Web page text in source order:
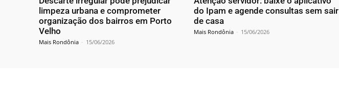
limpeza urbana e comprometer
organização dos bairros em Porto
Velho
Mais Rondônia - 15/06/2026
do Ipam e agende consultas sem sair
de casa
Mais Rondônia - 15/06/2026